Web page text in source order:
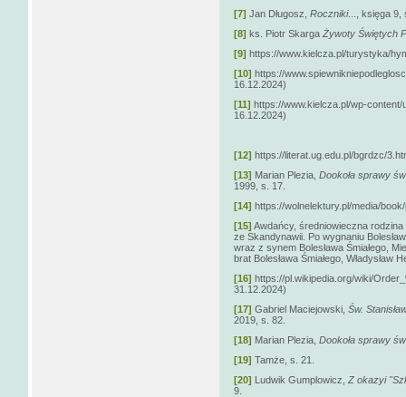
[7] Jan Długosz, Roczniki..., księga 9,
[8] ks. Piotr Skarga Żywoty Świętych
[9] https://www.kielcza.pl/turystyka/
[10] https://
16.12.2024)
[11] https://www.kielcza.pl/wp-
16.12.2024)
[12] https://literat.ug.edu.pl/bgrdzc/
[13] Marian Plezia, Dookoła sprawy
1999, s. 17.
[14] https://wolnelektury.pl/media/
[15] Awdańcy, średniowieczna
ze Skandynawii. Po wygnaniu
wraz z synem Bolesława Śmiałego,
brat Bolesława Śmiałego, Władysław
[16] https://pl.wikipedia.org/wiki/
31.12.2024)
[17] Gabriel Maciejowski, Św.
2019, s. 82.
[18] Marian Plezia, Dookoła sprawy
[19] Tamże, s. 21.
[20] Ludwik Gumplowicz, Z okazyi
9.